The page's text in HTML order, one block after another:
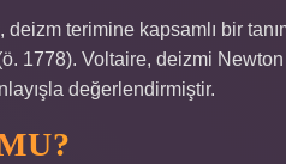
terimine kapsamlı bir
1778). Voltaire, deizmi Newton
değerlendirmiştir.